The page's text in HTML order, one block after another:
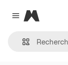
Close menu
Magnific